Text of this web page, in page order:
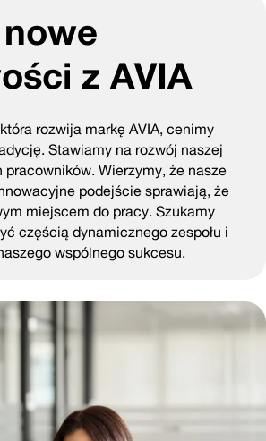
z AVIA
rozwija markę AVIA, cenimy
Stawiamy na rozwój naszej
pracowników. Wierzymy, że nasze
podejście sprawiają, że
miejscem do pracy. Szukamy
częścią dynamicznego zespołu i
wspólnego sukcesu.